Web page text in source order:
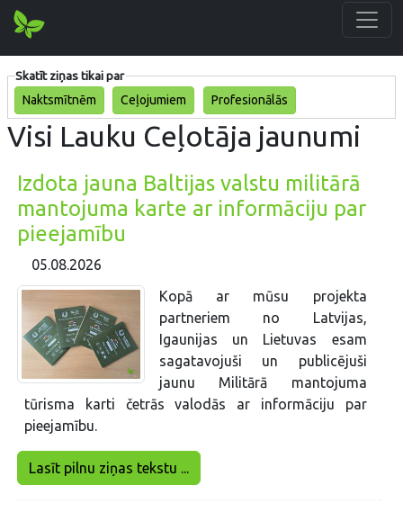
Skatīt ziņas tikai par
Naktsmītnēm
Ceļojumiem Profesionālās
Visi Lauku Ceļotāja jaunumi
Izdota jauna Baltijas valstu militārā
mantojuma karte ar informāciju par
pieejamību
05.08.2026
Kopā ar mūsu projekta
partneriem no Latvijas,
Igaunijas un Lietuvas esam
sagatavojuši un publicējuši
jaunu Militārā mantojuma
tūrisma karti četrās valodās ar informāciju par
pieejamību.
Lasīt pilnu ziņas tekstu ...